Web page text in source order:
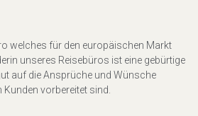
welches für den europäischen Markt
unseres Reisebüros ist eine gebürtige
auf die Ansprüche und Wünsche
vorbereitet sind.